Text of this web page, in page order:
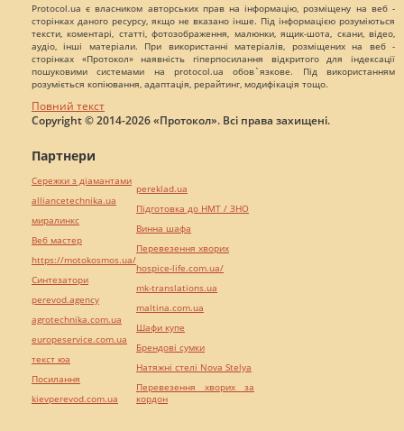
Protocol.ua є власником авторських прав на інформацію, розміщену на веб -
сторінках даного ресурсу, якщо не вказано інше. Під інформацією розуміються
тексти, коментарі, статті, фотозображення, малюнки, ящик-шота, скани, відео,
аудіо, інші матеріали. При використанні матеріалів, розміщених на веб -
сторінках «Протокол» наявність гіперпосилання відкритого для індексації
пошуковими системами на protocol.ua обов`язкове. Під використанням
розуміється копіювання, адаптація, рерайтинг, модифікація тощо.
Повний текст
Copyright © 2014-2026 «Протокол». Всі права захищені.
Партнери
Сережки з діамантами
alliancetechnika.ua
миралинкс
Веб мастер
https://motokosmos.ua/
Синтезатори
perevod.agency
agrotechnika.com.ua
europeservice.com.ua
текст юа
Посилання
kievperevod.com.ua
pereklad.ua
Підготовка до НМТ / ЗНО
Винна шафа
Перевезення хворих
hospice-life.com.ua/
mk-translations.ua
maltina.com.ua
Шафи купе
Брендові сумки
Натяжні стелі Nova Stelya
Перевезення хворих за
кордон